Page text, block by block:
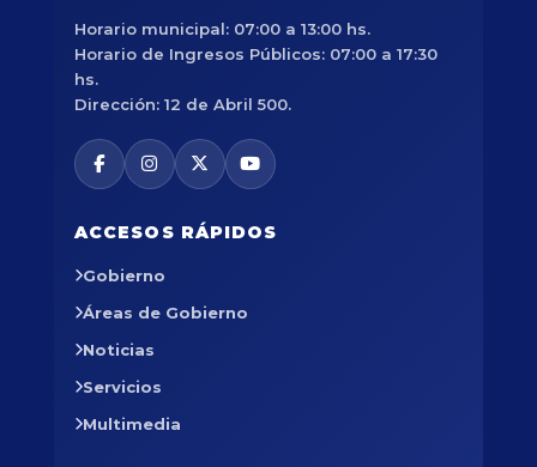
Horario municipal: 07:00 a 13:00 hs.
Horario de Ingresos Públicos: 07:00 a 17:30
hs.
Dirección: 12 de Abril 500.
ACCESOS RÁPIDOS
Gobierno
Áreas de Gobierno
Noticias
Servicios
Multimedia